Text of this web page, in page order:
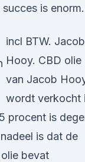
is enorm.
incl BTW. Jacob
Hooy. CBD olie
van Jacob
wordt verkocht
procent is
is dat de
bevat